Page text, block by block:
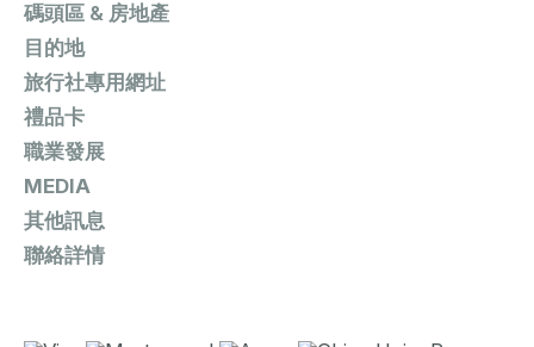
碼頭區 & 房地產
目的地
旅行社專用網址
禮品卡
職業發展
MEDIA
其他訊息
聯絡詳情